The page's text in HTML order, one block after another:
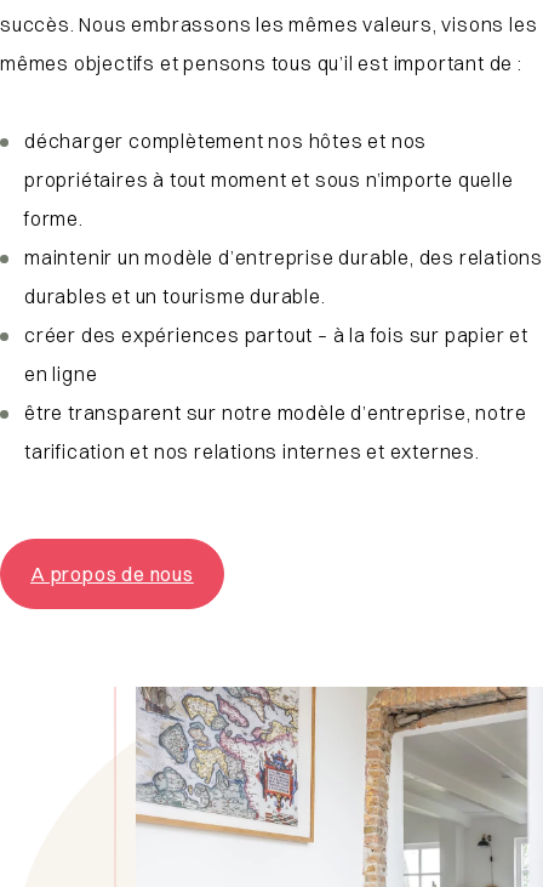
succès. Nous embrassons les mêmes valeurs, visons les
mêmes objectifs et pensons tous qu’il est important de :
décharger complètement nos hôtes et nos
propriétaires à tout moment et sous n’importe quelle
forme.
maintenir un modèle d’entreprise durable, des relations
durables et un tourisme durable.
créer des expériences partout – à la fois sur papier et
en ligne
être transparent sur notre modèle d’entreprise, notre
tarification et nos relations internes et externes.
A propos de nous